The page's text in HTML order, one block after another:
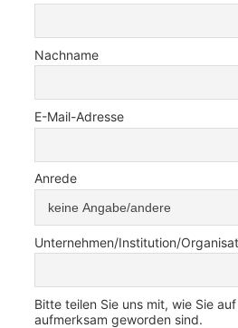
Nachname
E-Mail-Adresse
Anrede
Unternehmen/Institution/
Bitte teilen Sie uns mit, wie Sie
aufmerksam geworden sind.